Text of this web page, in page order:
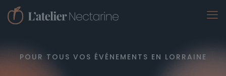
POUR TOUS VOS ÉVÉNEMENTS EN LORRAINE